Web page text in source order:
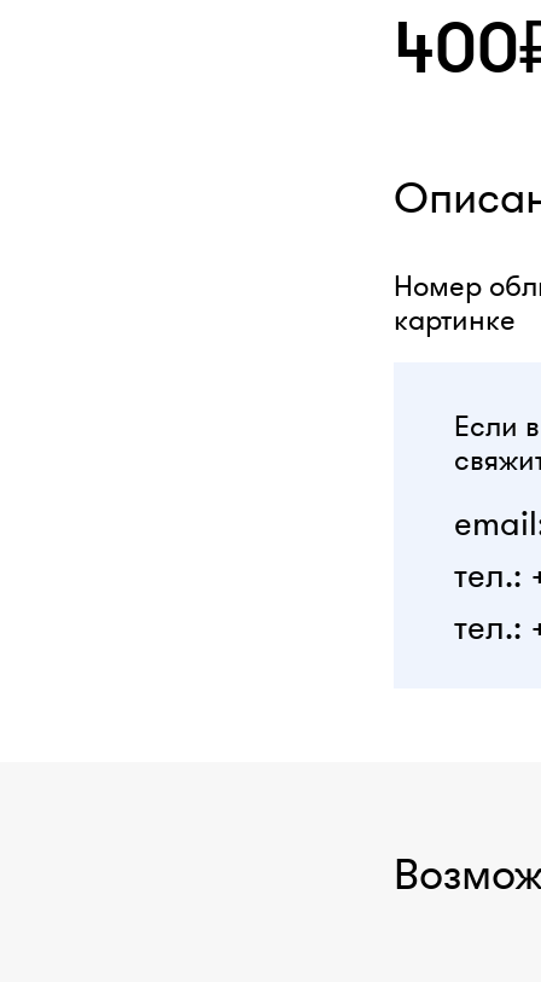
Номер
картинке
Если
тел.:
тел.: